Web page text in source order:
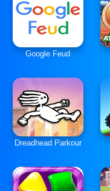
Google Feud
Dreadhead Parkour